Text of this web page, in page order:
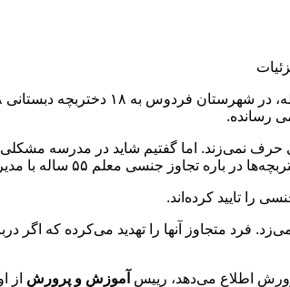
رسانده.
حرف نمی‌زند. ‌اما گفتیم شاید در مدرسه
جنسی معلم ۵۵ ساله با مدیر صحبت کرده است.
فرد متجاوز آنها را تهدید می‌کرده که اگر
اطلاع می‌دهد، رییس آموزش و پرورش از